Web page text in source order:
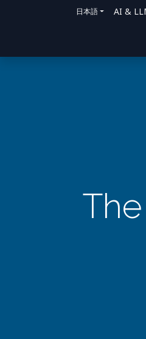
日本語 AI &